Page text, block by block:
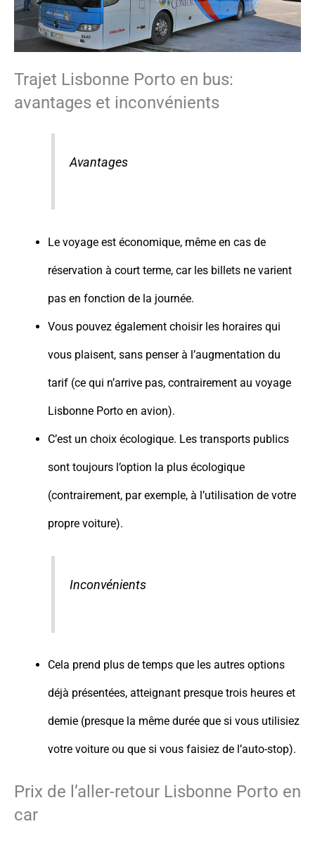
Trajet Lisbonne Porto en bus:
avantages et inconvénients
Avantages
Le voyage est économique, même en cas de
réservation à court terme, car les billets ne varient
pas en fonction de la journée.
Vous pouvez également choisir les horaires qui
vous plaisent, sans penser à l’augmentation du
tarif (ce qui n’arrive pas, contrairement au voyage
Lisbonne Porto en avion).
C’est un choix écologique. Les transports publics
sont toujours l’option la plus écologique
(contrairement, par exemple, à l’utilisation de votre
propre voiture).
Inconvénients
Cela prend plus de temps que les autres options
déjà présentées, atteignant presque trois heures et
demie (presque la même durée que si vous utilisiez
votre voiture ou que si vous faisiez de l’auto-stop).
Prix de l’aller-retour Lisbonne Porto en
car